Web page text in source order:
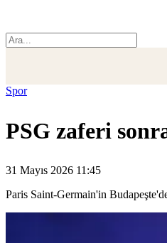
Spor
PSG zaferi
31 Mayıs 2026 11:45
Paris Saint-Germain'in